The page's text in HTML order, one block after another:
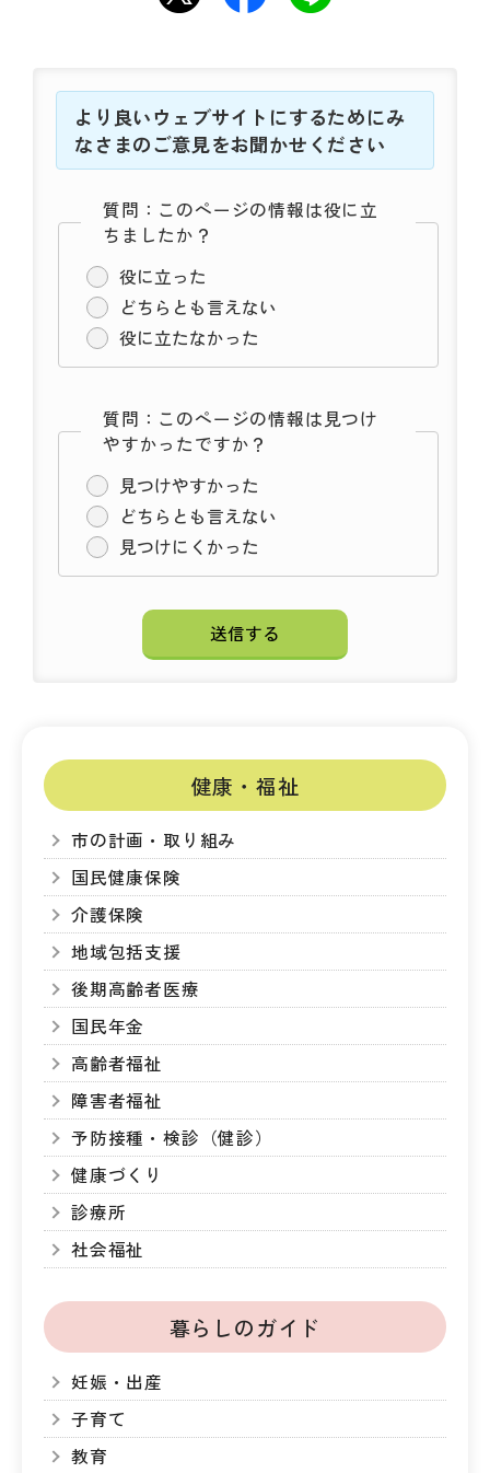
より良いウェブサイトにするためにみ
なさまのご意見をお聞かせください
質問：このページの情報は役に立
ちましたか？
役に立った
どちらとも言えない
役に立たなかった
質問：このページの情報は見つけ
やすかったですか？
見つけやすかった
どちらとも言えない
見つけにくかった
健康・福祉
市の計画・取り組み
国民健康保険
介護保険
地域包括支援
後期高齢者医療
国民年金
高齢者福祉
障害者福祉
予防接種・検診（健診）
健康づくり
診療所
社会福祉
暮らしのガイド
妊娠・出産
子育て
教育